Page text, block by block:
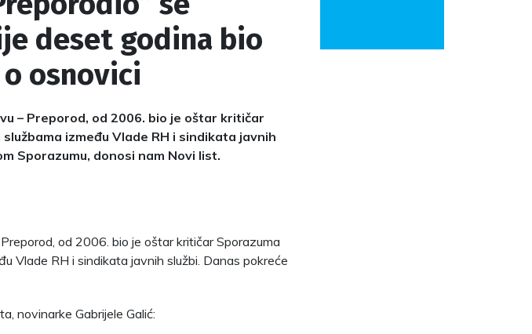
deset godina bio
osnovici
– Preporod, od 2006. bio je oštar kritičar
između Vlade RH i sindikata javnih
Sporazumu, donosi nam Novi list.
od 2006. bio je oštar kritičar Sporazuma
Vlade RH i sindikata javnih službi. Danas pokreće
novinarke Gabrijele Galić: